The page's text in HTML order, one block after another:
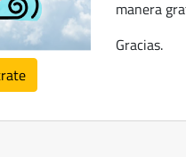
manera
Gracias.